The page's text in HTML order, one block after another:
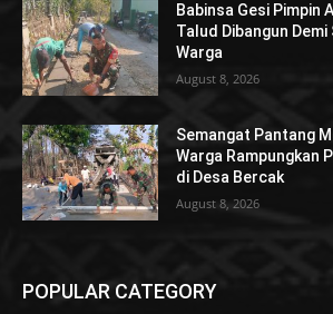
Babinsa Gesi Pimpin
Talud Dibangun
Warga
August 8, 2026
Semangat Pantang
Warga Rampungkan
di Desa Bercak
August 8, 2026
POPULAR CATEGORY